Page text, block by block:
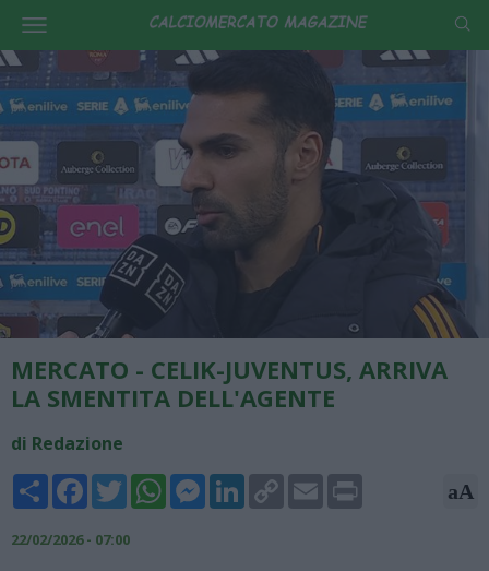
MERCATO - CELIK-JUVENTUS, ARRIVA
LA SMENTITA DELL'AGENTE
di Redazione
Share FacebookTwitterWhatsAppMessengerLinkedInCopy
Link
Email aA
22/02/2026 - 07:00